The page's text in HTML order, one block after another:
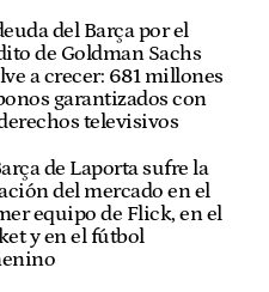
del Barça por el
de Goldman Sachs
a crecer: 681 millones
garantizados con
televisivos
de Laporta sufre la
del mercado en el
equipo de Flick, en el
y en el fútbol